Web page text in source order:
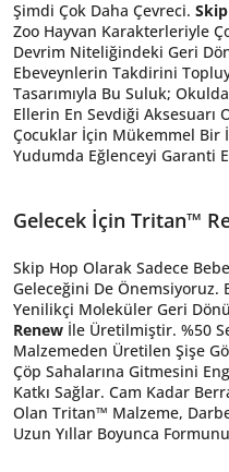
Şimdi Çok Daha Çevreci.
Zoo Hayvan Karakterleriyle
Devrim Niteliğindeki Geri
Ebeveynlerin Takdirini
Tasarımıyla Bu Suluk;
Ellerin En Sevdiği Aksesuarı
Çocuklar İçin Mükemmel Bir
Yudumda Eğlenceyi Garanti
Gelecek İçin Tritan™
Skip Hop Olarak Sadece
Geleceğini De Önemsiyoruz.
Yenilikçi Moleküler Geri
Renew İle Üretilmiştir. %50
Malzemeden Üretilen Şişe
Çöp Sahalarına Gitmesini
Katkı Sağlar. Cam Kadar
Olan Tritan™ Malzeme,
Uzun Yıllar Boyunca